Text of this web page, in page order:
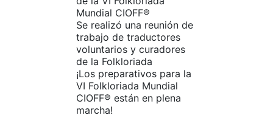
Mundial CIOFF®️
Se realizó una reunión de
trabajo de traductores
voluntarios y curadores
de la Folkloriada
¡Los preparativos para la
VI Folkloriada Mundial
CIOFF® están en plena
marcha!